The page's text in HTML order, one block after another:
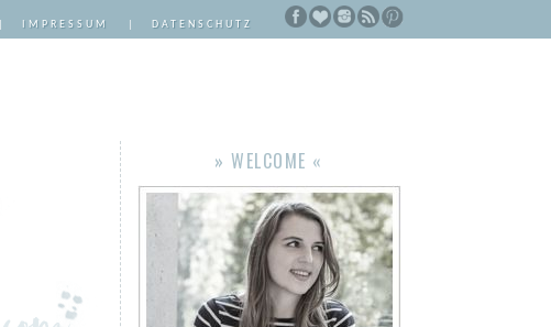
IMPRESSUM DATENSCHUTZ
» WELCOME «